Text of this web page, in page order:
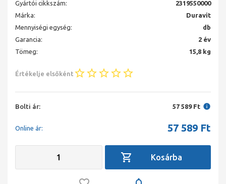
Gyártói cikkszám:
2319550000
Márka:
Duravit
Mennyiségi egység:
db
Garancia:
2 év
Tömeg:
15,8 kg
Értékelje elsőként
Bolti ár: 57 589 Ft
Online ár: 57 589 Ft